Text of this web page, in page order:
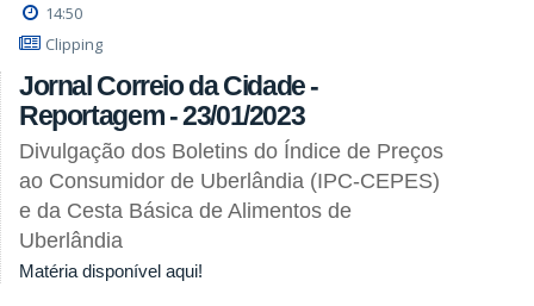
14:50
Clipping
Jornal Correio da Cidade -
Reportagem - 23/01/2023
Divulgação dos Boletins do Índice de Preços
ao Consumidor de Uberlândia (IPC-CEPES)
e da Cesta Básica de Alimentos de
Uberlândia
Matéria disponível aqui!